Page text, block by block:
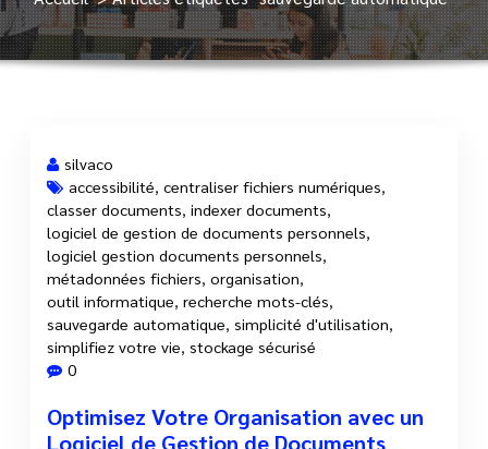
29 Oct, 2025
silvaco
accessibilité centraliser fichiers numériques
classer documents indexer documents
logiciel de gestion de documents personnels
logiciel gestion documents personnels
métadonnées fichiers organisation
outil informatique recherche mots-clés
sauvegarde automatique simplicité d'utilisation
simplifiez votre vie stockage sécurisé
0
Optimisez Votre Organisation avec un
Logiciel de Gestion de Documents